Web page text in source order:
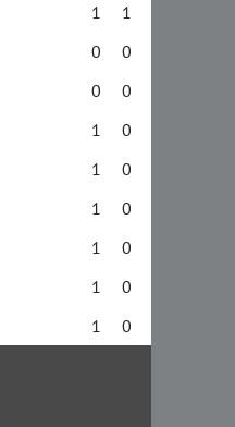
1
1
0
0
0
0
1
0
1
0
1
0
1
0
1
0
1 0